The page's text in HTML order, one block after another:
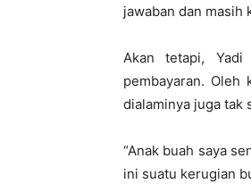
jawaban dan masih
Akan tetapi, Yadi
pembayaran.
dialaminya juga tak
“Anak buah saya
ini suatu kerugian